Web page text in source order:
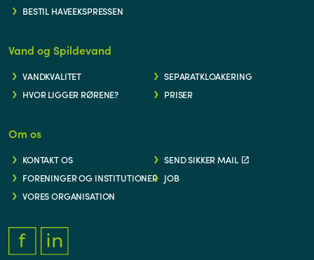
BESTIL HAVEEKSPRESSEN
Vand og Spildevand
VANDKVALITET
SEPARATKLOAKERING
HVOR LIGGER RØRENE?
PRISER
Om os
KONTAKT OS
SEND SIKKER MAIL
FORENINGER OG INSTITUTIONER JOB
VORES ORGANISATION